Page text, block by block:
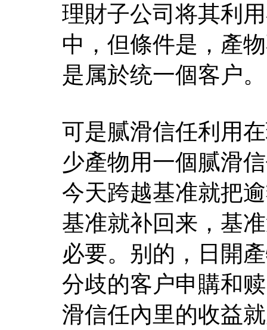
理財子公司将其利
中，但條件是，產
是属於统一個客户。
可是腻滑信任利用
少產物用一個腻滑
今天跨越基准就把
基准就补回来，基
必要。别的，日開
分歧的客户申購和
滑信任內里的收益